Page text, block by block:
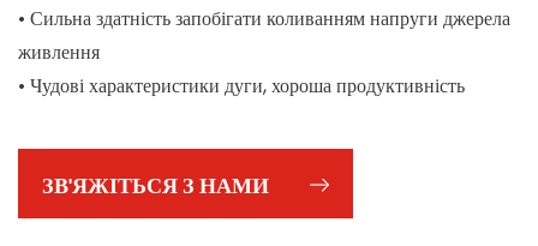
• Сильна здатність запобігати коливанням напруги джерела
живлення
• Чудові характеристики дуги, хороша продуктивність
• Ручне зварювання та просте зварювання TIG.
Використовується метод DC-LIFT Arc Start.
• З комплектом аксесуарів:
ЗВ'ЯЖІТЬСЯ З НАМИ